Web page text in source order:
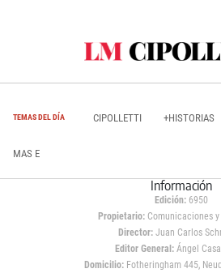
TEMAS DEL DÍA CIPOLLETTI +HISTORIAS
MAS E
Información
Edición: 6950
Propietario:Comunicaciones y
Director: Juan Carlos
Editor General:Ángel
Domicilio:Fotheringham 445,